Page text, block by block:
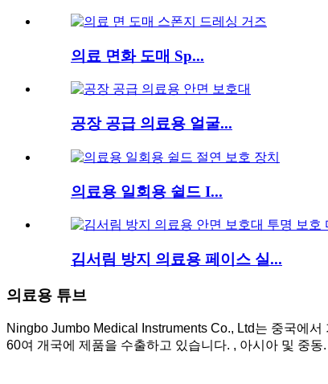
의료 면화 도매 Sp...
공장 공급 의료용 얼굴...
의료용 일회용 쉴드 I...
김서림 방지 의료용 페이스 실...
의료용 튜브
Ningbo Jumbo Medical Instruments Co., Ltd는 중국에
60여 개국에 제품을 수출하고 있습니다. , 아시아 및 중